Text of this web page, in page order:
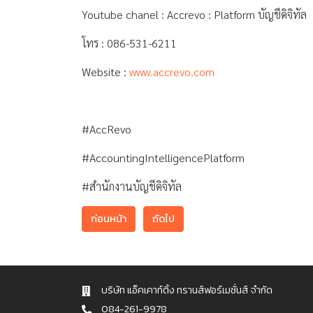
Youtube chanel : Accrevo : Platform บัญชีดิจิทัล
โทร : 086-531-6211
Website : www.accrevo.com
#AccRevo
#AccountingIntelligencePlatform
#สำนักงานบัญชีดิจิทัล
ก่อนหน้า ถัดไป
บริษัท แอ็คเคาท์ติ้ง ทรานส์ฟอร์เมชั่นส์ จำกัด
084-261-9978